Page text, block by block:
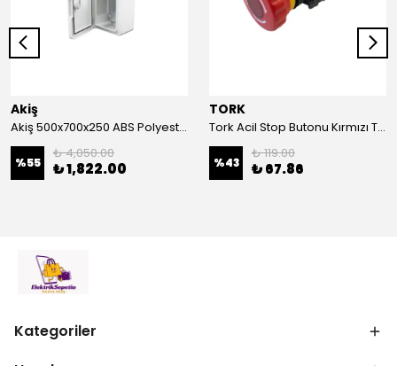
Akiş
Akiş 500x700x250 ABS Polyester Pano | Duvar Pano | Plastik Elektrik Panosu
%55
₺ 4,050.00
₺ 1,822.00
TORK
Tork Acil Stop Butonu Kırmızı TRK-A3-01ZS Acil Durum Butonu | Kırmızı Mantar Tipi NC1
%43
₺ 119.00
₺ 67.86
Kategoriler